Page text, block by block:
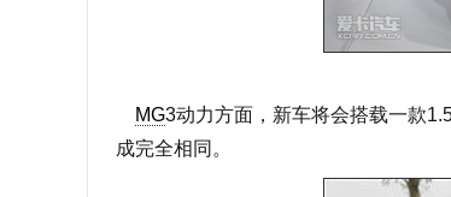
MG3动力方面，新车将会搭载一款
成完全相同。